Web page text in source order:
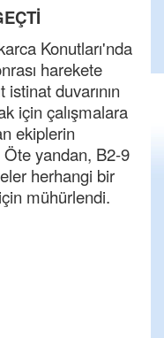
Konutları'nda
harekete
duvarının
için çalışmalara
ekiplerin
yandan, B2-9
herhangi bir
mühürlendi.